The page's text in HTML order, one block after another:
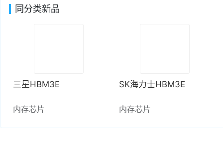
同分类新品
三星HBM3E
内存芯片
SK海力士HBM3E
内存芯片